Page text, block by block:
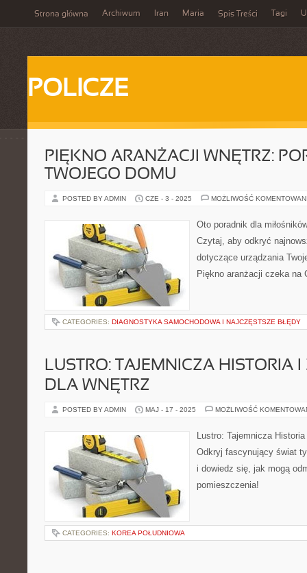
Strona główna Archiwum Iran Maria Spis Treści Tagi
POLICZE
PIĘKNO ARANŻACJI WNĘTRZ:
TWOJEGO DOMU
POSTED BY ADMIN CZE - 3 - 2025 MOŻLIWOŚĆ
Oto poradnik dla
Czytaj, aby odkryć
dotyczące urządzania
Piękno aranżacji czeka na
CATEGORIES: DIAGNOSTYKA SAMOCHODOWA I NAJCZĘSTSZE BŁĘDY
LUSTRO: TAJEMNICZA HISTORIA
DLA WNĘTRZ
POSTED BY ADMIN MAJ - 17 - 2025 MOŻLIWOŚĆ
Lustro: Tajemnicza
Odkryj fascynujący świat
i dowiedz się, jak mogą
pomieszczenia!
CATEGORIES: KOREA POŁUDNIOWA